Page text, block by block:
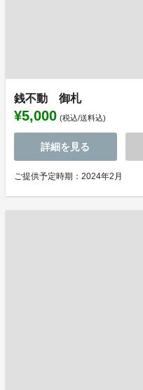
銭不動 御札
¥5,000 (税込/送料込)
詳細を見る
ご提供予定時期：2024年2月